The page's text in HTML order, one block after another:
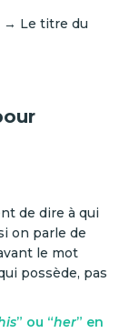
→ Le titre du
de dire à qui
on parle de
le mot
possède, pas
” ou “her” en